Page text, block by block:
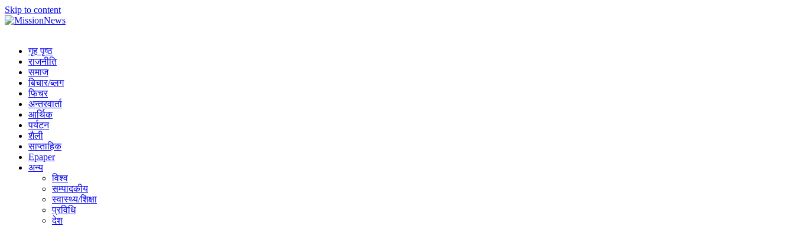
Skip to content
गृह पृष्ठ
राजनीति
समाज
बिचार/ब्लग
फिचर
अन्तरवार्ता
आर्थिक
पर्यटन
शैली
साप्ताहिक
Epaper
अन्य
विश्व
सम्पादकीय
स्वास्थ्य/शिक्षा
प्रविधि
देश